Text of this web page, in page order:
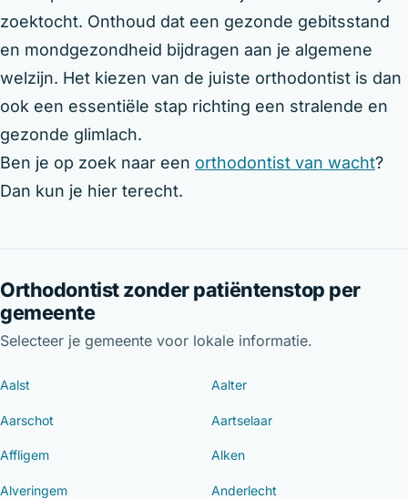
zoektocht. Onthoud dat een gezonde gebitsstand
en mondgezondheid bijdragen aan je algemene
welzijn. Het kiezen van de juiste orthodontist is dan
ook een essentiële stap richting een stralende en
gezonde glimlach.
Ben je op zoek naar een orthodontist van wacht?
Dan kun je hier terecht.
Orthodontist zonder patiëntenstop per
gemeente
Selecteer je gemeente voor lokale informatie.
Aalst Aalter
Aarschot Aartselaar
Affligem Alken
Alveringem Anderlecht